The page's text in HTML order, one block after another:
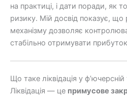
на практиці, і дати поради, як
ризику. Мій досвід показує, що
механізму дозволяє
стабільно отримувати
Що таке ліквідація у ф’ючерсній
Ліквідація — це примусове